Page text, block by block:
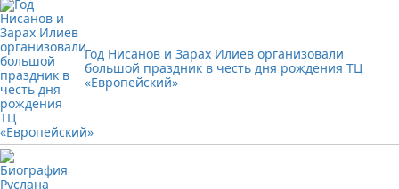
Год Нисанов и Зарах Илиев организовали
большой праздник в честь дня рождения ТЦ
«Европейский»